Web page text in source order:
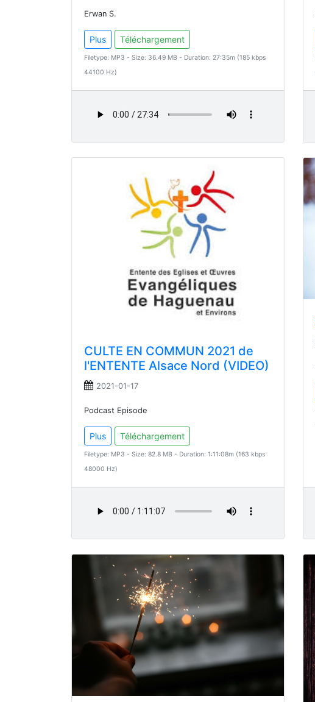
Erwan S.
Plus Téléchargement
Filetype: MP3 - Size: 36.49 MB - Duration: 27:35m (185 kbps
44100 Hz)
CULTE EN COMMUN 2021 de
l'ENTENTE Alsace Nord (VIDEO)
2021-01-17
Podcast Episode
Plus Téléchargement
Filetype: MP3 - Size: 82.8 MB - Duration: 1:11:08m (163 kbps
48000 Hz)